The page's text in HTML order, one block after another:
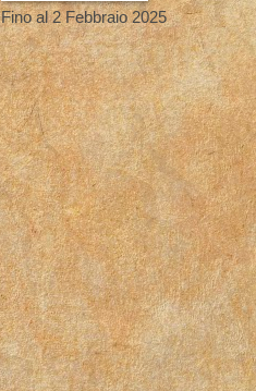
Fino al 2 Febbraio 2025